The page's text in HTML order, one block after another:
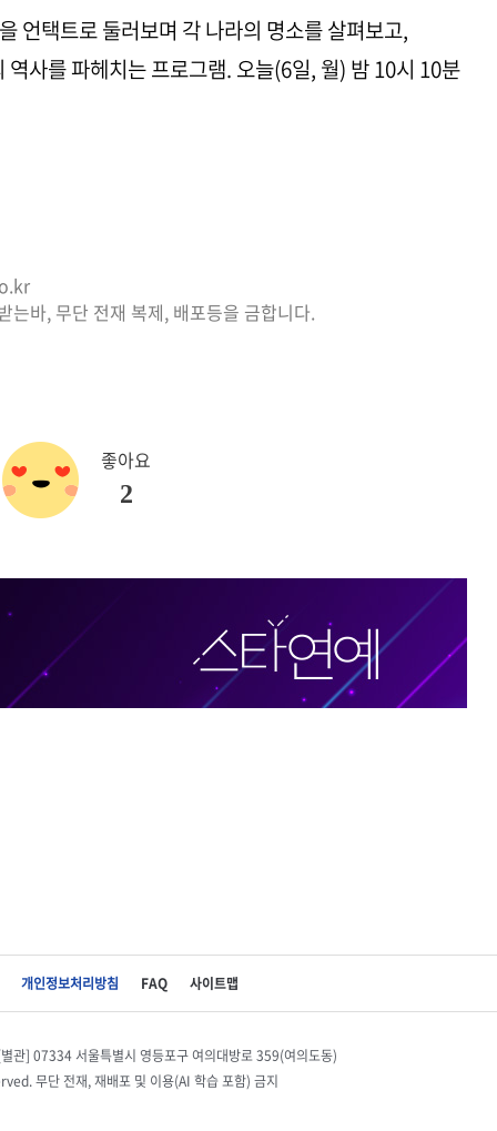
언택트로 둘러보며 각 나라의 명소를 살펴보고,
사를 파헤치는 프로그램. 오늘(6일, 월) 밤 10시 10분
바, 무단 전재 복제, 배포등을 금합니다.
좋아요
2
개인정보처리방침 FAQ 사이트맵
관] 07334 서울특별시 영등포구 여의대방로 359(여의도동)
무단 전재, 재배포 및 이용(AI 학습 포함) 금지